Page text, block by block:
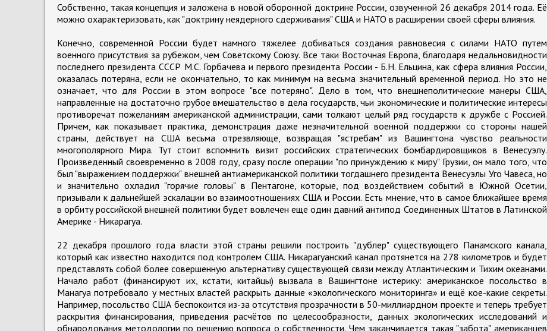
Собственно, такая концепция и заложена в новой оборонной доктрине России, озвученной 26 декабря 2014 года. Её
можно охарактеризовать, как "доктрину неядерного сдерживания" США и НАТО в расширении своей сферы влияния.
Конечно, современной России будет намного тяжелее добиваться создания равновесия с силами НАТО путем
военного присутствия за рубежом, чем Советскому Союзу. Все таки Восточная Европа, благодаря недальновидности
последнего президента СССР М.С. Горбачева и первого президента России - Б.Н. Ельцина, как сфера влияния России,
оказалась потеряна, если не окончательно, то как минимум на весьма значительный временной период. Но это не
означает, что для России в этом вопросе "все потеряно". Дело в том, что внешнеполитические манеры США,
направленные на достаточно грубое вмешательство в дела государств, чьи экономические и политические интересы
противоречат пожеланиям американской администрации, сами толкают целый ряд государств к дружбе с Россией.
Причем, как показывает практика, демонстрация даже незначительной военной поддержки со стороны нашей
страны, действует на США весьма отрезвляюще, возвращая "ястребам" из Вашингтона чувство реальности
многополярного Мира. Тут стоит вспомнить визит российских стратегических бомбардировщиков в Венесуэлу.
Произведенный своевременно в 2008 году, сразу после операции "по принуждению к миру" Грузии, он мало того, что
был "выражением поддержки" внешней антиамериканской политики тогдашнего президента Венесуэлы Уго Чавеса, но
и значительно охладил "горячие головы" в Пентагоне, которые, под воздействием событий в Южной Осетии,
призывали к дальнейшей эскалации во взаимоотношениях США и России. Есть мнение, что в самое ближайшее время
в орбиту российской внешней политики будет вовлечен еще один давний антипод Соединенных Штатов в Латинской
Америке - Никарагуа.
22 декабря прошлого года власти этой страны решили построить "дублер" существующего Панамского канала,
который как известно находится под контролем США. Никарагуанский канал протянется на 278 километров и будет
представлять собой более совершенную альтернативу существующей связи между Атлантическим и Тихим океанами.
Начало работ (финансируют их, кстати, китайцы) вызвала в Вашингтоне истерику: американское посольство в
Манагуа потребовало у местных властей раскрыть данные «экологического мониторинга» и ещё кое-какие секреты.
Например, посольство США беспокоится из-за отсутствия прозрачности в 50-миллиардном проекте и теперь требует
раскрытия финансирования, приведения расчётов по целесообразности, данных экологических исследований и
обнародования методологии по решению вопроса о собственности. Чем заканчивается такая "забота" американцев